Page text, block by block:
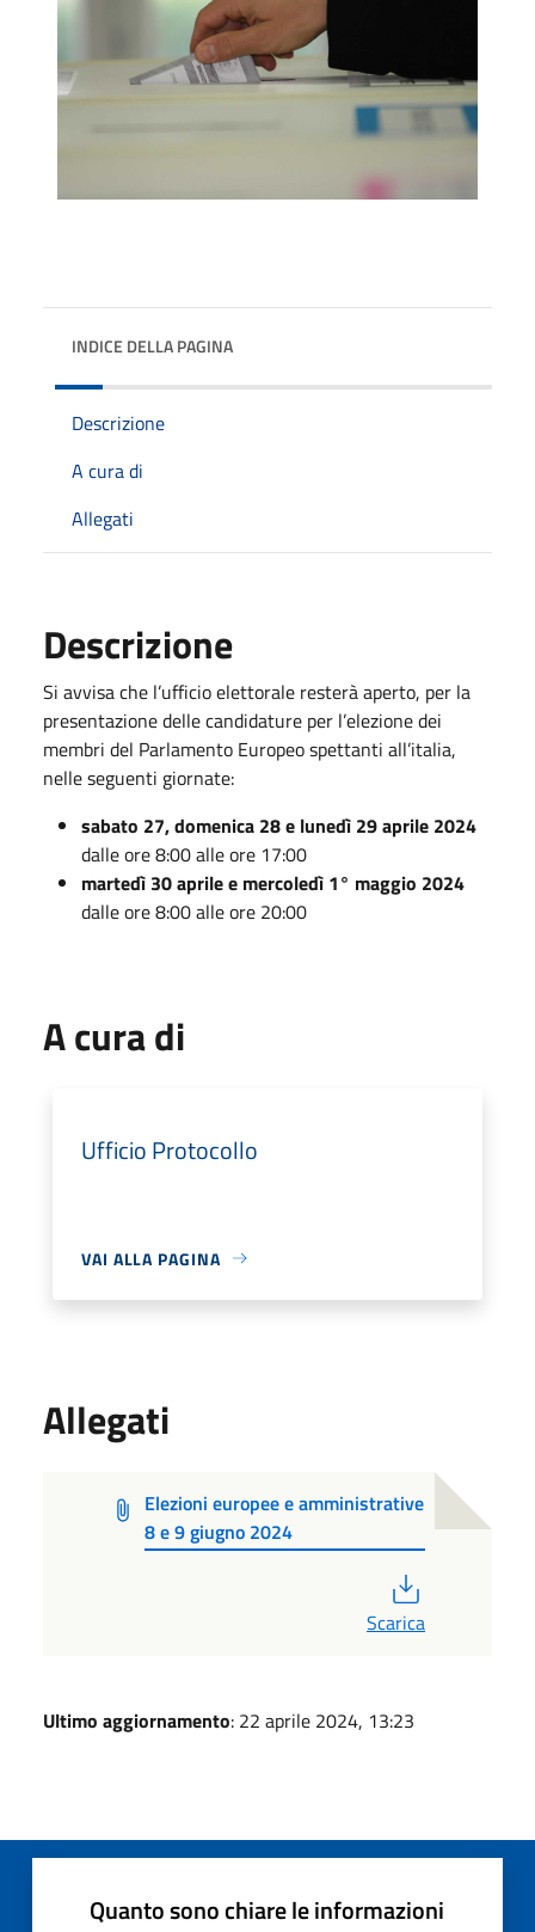
INDICE DELLA PAGINA
Descrizione
A cura di
Allegati
Descrizione
Si avvisa che l’ufficio elettorale resterà aperto, per la
presentazione delle candidature per l’elezione dei
membri del Parlamento Europeo spettanti all’italia,
nelle seguenti giornate:
sabato 27, domenica 28 e lunedì 29 aprile 2024
dalle ore 8:00 alle ore 17:00
martedì 30 aprile e mercoledì 1° maggio 2024
dalle ore 8:00 alle ore 20:00
A cura di
Ufficio Protocollo
VAI ALLA PAGINA
Allegati
Elezioni europee e amministrative
8 e 9 giugno 2024
Scarica
Ultimo aggiornamento: 22 aprile 2024, 13:23
Quanto sono chiare le informazioni